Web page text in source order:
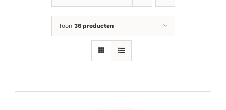
Toon 36 producten